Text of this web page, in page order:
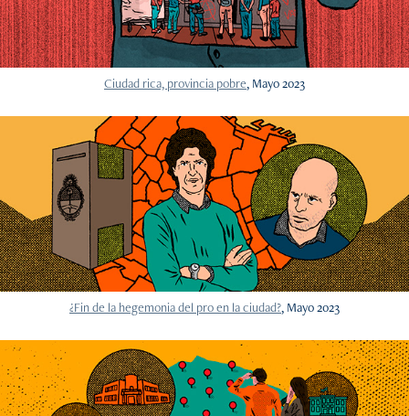
Ciudad rica, provincia pobre, Mayo 2023
¿Fin de la hegemonia del pro en la ciudad?, Mayo 2023